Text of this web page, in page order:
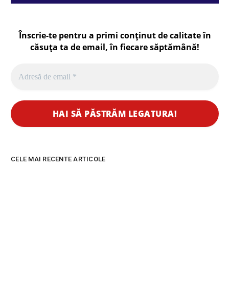
Înscrie-te pentru a primi conținut de calitate în
căsuța ta de email, în fiecaresăptămână!
CELE MAI RECENTE ARTICOLE